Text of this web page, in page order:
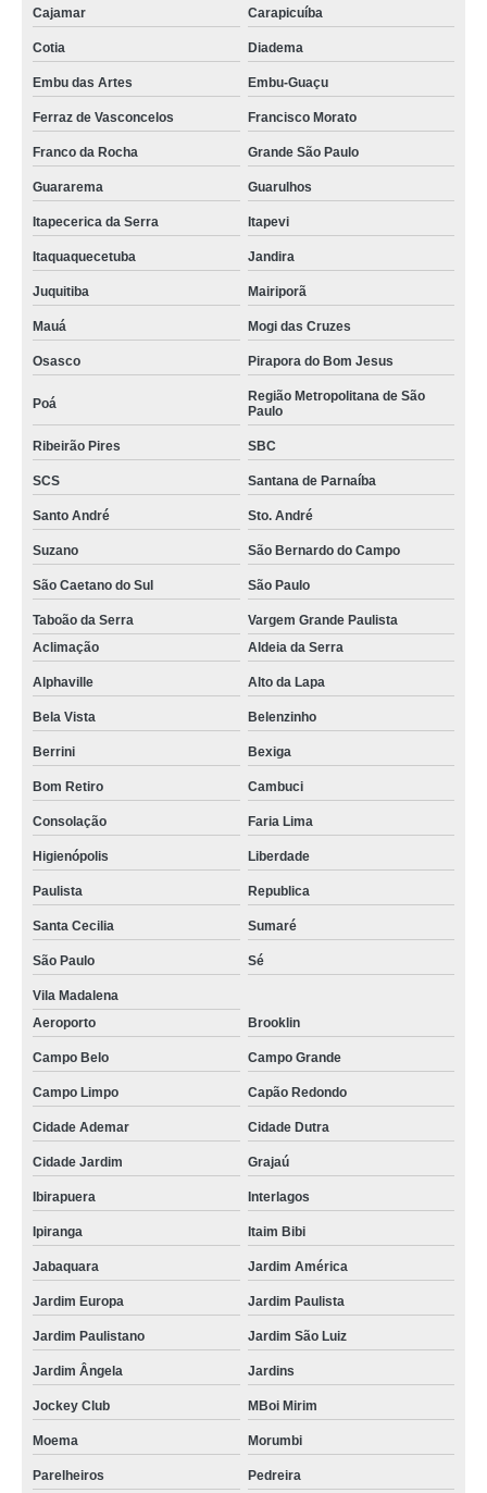
Cajamar Carapicuíba
Cotia Diadema
Embu das Artes Embu-Guaçu
Ferraz de Vasconcelos Francisco Morato
Franco da Rocha Grande São Paulo
Guararema Guarulhos
Itapecerica da Serra Itapevi
Itaquaquecetuba Jandira
Juquitiba Mairiporã
Mauá Mogi das Cruzes
Osasco Pirapora do Bom Jesus
Poá
Região Metropolitana de São
Paulo
Ribeirão Pires SBC
SCS Santana de Parnaíba
Santo André Sto. André
Suzano São Bernardo do Campo
São Caetano do Sul São Paulo
Taboão da Serra
Vargem Grande Paulista
Aclimação
Aldeia da Serra
Alphaville Alto da Lapa
Bela Vista Belenzinho
Berrini Bexiga
Bom Retiro Cambuci
Consolação Faria Lima
Higienópolis Liberdade
Paulista Republica
Santa Cecilia Sumaré
São Paulo Sé
Vila Madalena
Aeroporto
Brooklin
Campo Belo Campo Grande
Campo Limpo Capão Redondo
Cidade Ademar Cidade Dutra
Cidade Jardim Grajaú
Ibirapuera Interlagos
Ipiranga Itaim Bibi
Jabaquara Jardim América
Jardim Europa Jardim Paulista
Jardim Paulistano Jardim São Luiz
Jardim Ângela Jardins
Jockey Club MBoi Mirim
Moema Morumbi
Parelheiros Pedreira